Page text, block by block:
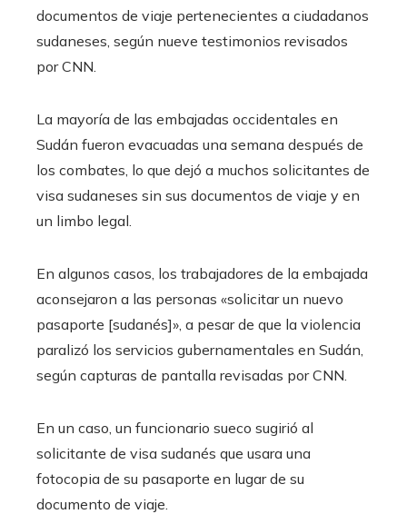
documentos de viaje pertenecientes a ciudadanos
sudaneses, según nueve testimonios revisados ​​
por CNN.
La mayoría de las embajadas occidentales en
Sudán fueron evacuadas una semana después de
los combates, lo que dejó a muchos solicitantes de
visa sudaneses sin sus documentos de viaje y en
un limbo legal.
En algunos casos, los trabajadores de la embajada
aconsejaron a las personas «solicitar un nuevo
pasaporte [sudanés]», a pesar de que la violencia
paralizó los servicios gubernamentales en Sudán,
según capturas de pantalla revisadas por CNN.
En un caso, un funcionario sueco sugirió al
solicitante de visa sudanés que usara una
fotocopia de su pasaporte en lugar de su
documento de viaje.